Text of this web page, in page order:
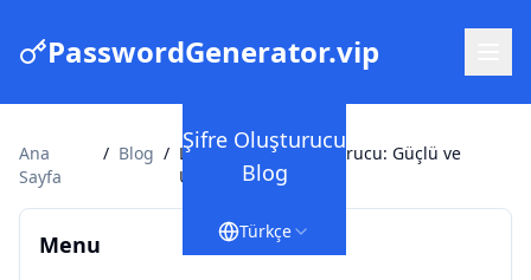
PasswordGenerator.vip
Şifre Oluşturucu
Blog
Türkçe
Ana
Sayfa
/ Blog / LastPass Şifre Oluşturucu: Güçlü ve
Ücretsiz
Menu